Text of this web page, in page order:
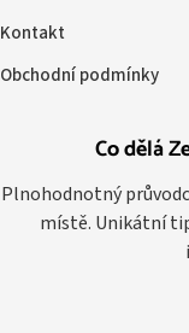
Co dělá
Plnohodnotný
místě. Unikátní
Kontakt
Obchodní podmínky